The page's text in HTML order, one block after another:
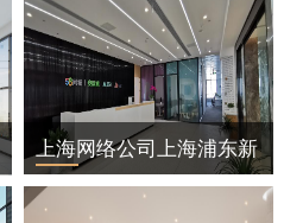
上海网络公司上海浦东新
区办公室装修